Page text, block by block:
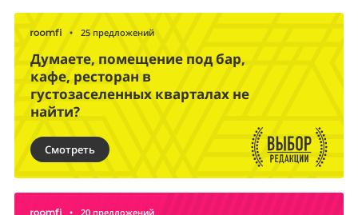
• 25 предложений
Думаете, помещение под бар,
кафе, ресторан в
густозаселенных кварталах не
найти?
Смотреть
• 20 предложений